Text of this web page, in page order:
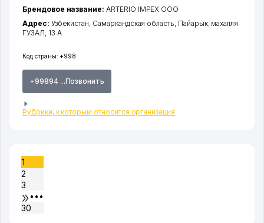
Код страны: +998
+99894 ...Позвонить
Рубрики, к которым относится организация
Брендовое название: ARTERIO IMPEX ООО
Адрес: Узбекистан, Самаркандская область Пайарык, махалля
ГУЗАЛ , 13 А
1
2
3
•••
30